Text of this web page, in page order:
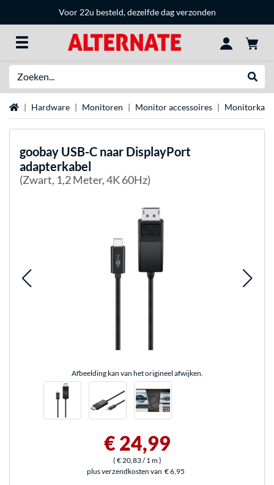
Voor 22u besteld, dezelfde dag verzonden
Home Hardware Monitoren Monitor accessoires
goobay USB-C naar DisplayPort
adapterkabel
(Zwart, 1,2 Meter, 4K 60Hz)
Afbeelding kan van het origineel afwijken.
€ 24,99
( € 20,83/ 1 m)
plus verzendkosten van € 6,95